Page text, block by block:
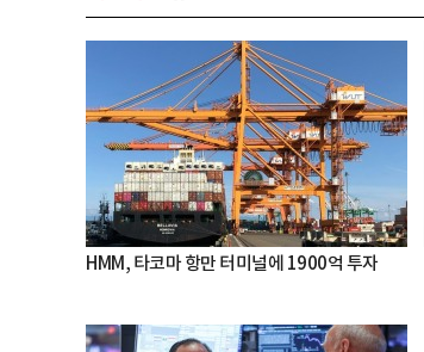
HMM, 타코마 항만 터미널에 1900억 투자